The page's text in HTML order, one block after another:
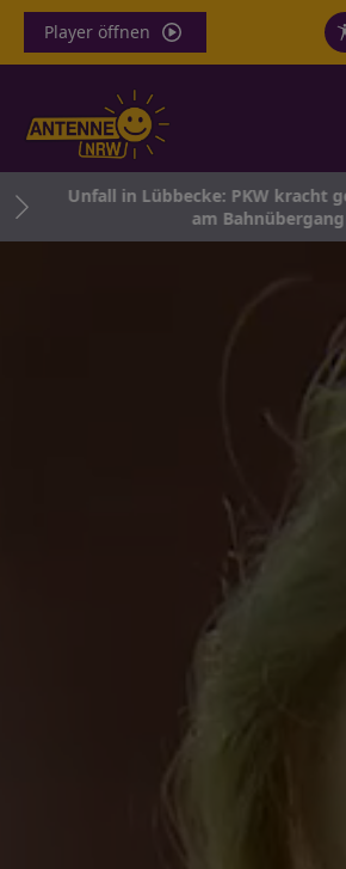
Player öffnen
Unfall in Lübbecke: PKW kracht
am Bahnübergang